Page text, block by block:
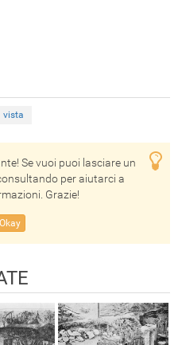
vista
Se vuoi puoi lasciare un
per aiutarci a
Grazie!
Okay